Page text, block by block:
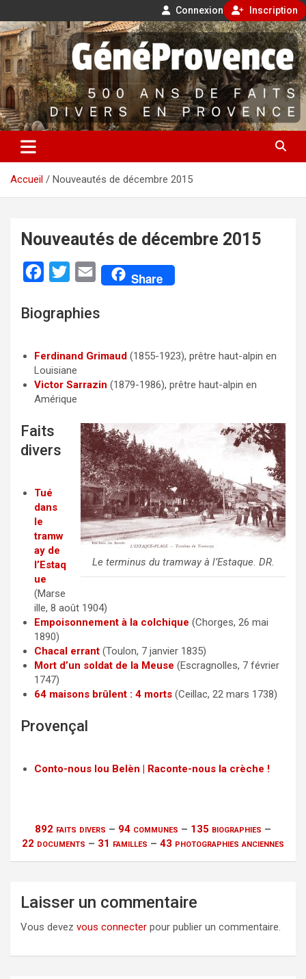
Connexion Inscription
Aller
au
contenu
GénéProvence
500 ans de faits divers en Provence
Accueil Nouveautés de décembre 2015
Nouveautés de décembre 2015
c
b
o
o
i
t
e
r
E
a
l
Share
Biographies
Ferdinand Grimaud (1855-1923), prêtre haut-alpin en
Louisiane
Victor Sarrazin (1879-1986), prêtre haut-alpin en
Amérique
Le terminus du tramway à l’Estaque. DR.
Faits
divers
Tué
dans
le
tramw
ay de
l’Estaq
ue
(Marse
ille, 8 août 1904)
Empoisonnement à la colchique (Chorges, 26 mai
1890)
Chacal errant (Toulon, 7 janvier 1835)
Mort d’un soldat de la Meuse (Escragnolles, 7 février
1747)
64 maisons brûlent : 4 morts (Ceillac, 22 mars 1738)
Provençal
Conto-nous lou Belèn | Raconte-nous la crèche !
892 faits divers – 94 communes – 135 biographies –
22 documents – 31 familles – 43 photographies anciennes
Laisser un commentaire
Vous devez vous connecter pour publier un commentaire.